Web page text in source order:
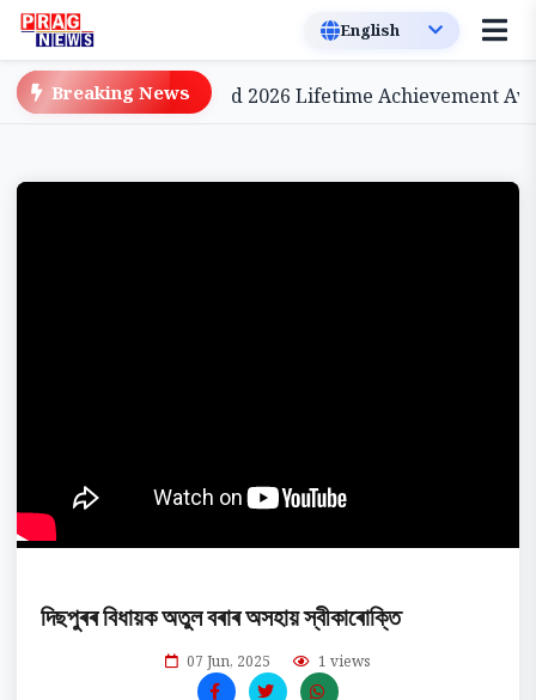
Breaking News
to be Conferred 2026 Lifetime Achievement Award
দিছপুৰৰ বিধায়ক অতুল বৰাৰ অসহায় স্বীকাৰোক্তি
07 Jun, 2025 1 views